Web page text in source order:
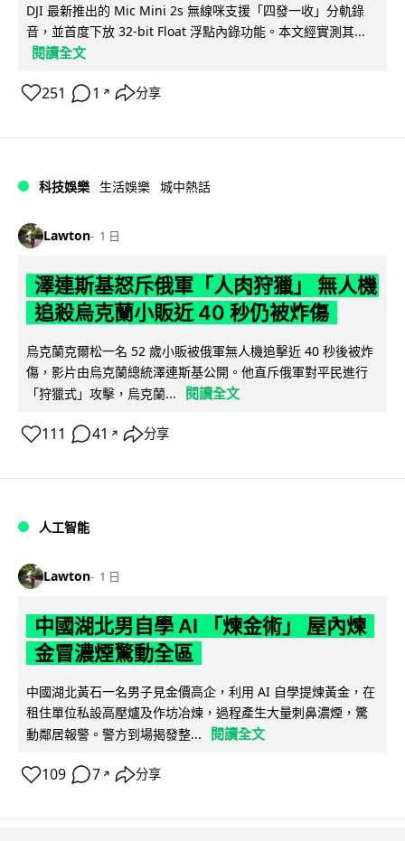
DJI 最新推出的 Mic Mini 2s 無線咪支援「四發一收」分軌錄
音，並首度下放 32-bit Float 浮點內錄功能。本文經實測其...
閱讀全文
251 1 ↗ 分享
科技娛樂 生活娛樂 城中熱話
Lawton 1 日
澤連斯基怒斥俄軍「人肉狩獵」 無人機
追殺烏克蘭小販近 40 秒仍被炸傷
烏克蘭克爾松一名 52 歲小販被俄軍無人機追擊近 40 秒後被炸
傷，影片由烏克蘭總統澤連斯基公開。他直斥俄軍對平民進行
「狩獵式」攻擊，烏克蘭...
閱讀全文
111 41 ↗ 分享
人工智能
Lawton 1 日
中國湖北男自學 AI 「煉金術」 屋內煉
金冒濃煙驚動全區
中國湖北黃石一名男子見金價高企，利用 AI 自學提煉黃金，在
租住單位私設高壓爐及作坊冶煉，過程產生大量刺鼻濃煙，驚
動鄰居報警。警方到場揭發整...
閱讀全文
109 7 ↗ 分享